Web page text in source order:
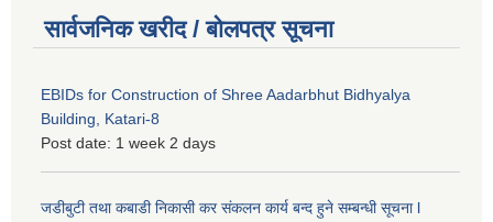
सार्वजनिक खरीद / बोलपत्र सूचना
EBIDs for Construction of Shree Aadarbhut Bidhyalya
Building, Katari-8
Post date: 1 week 2 days
जडीबुटी तथा कबाडी निकासी कर संकलन कार्य बन्द हुने सम्बन्धी सूचना l